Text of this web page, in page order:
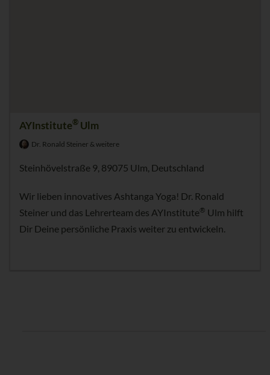
AYInstitute® Ulm
Dr. Ronald Steiner & weitere
Steinhövelstraße 9, 89075 Ulm, Deutschland
Wir lieben innovatives Ashtanga Yoga! Dr. Ronald
Steiner und das Lehrerteam des AYInstitute® Ulm hilft
Dir Deine persönliche Praxis weiter zu entwickeln.